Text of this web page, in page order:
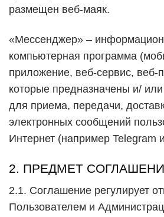
размещен веб-маяк.
«Мессенджер» –
компьютерная программа
приложение, веб-сервис, веб-
которые предназначены и/
для приема, передачи,
электронных сообщений
Интернет (например Telegram
2. ПРЕДМЕТ
2.1. Соглашение регулирует
Пользователем и